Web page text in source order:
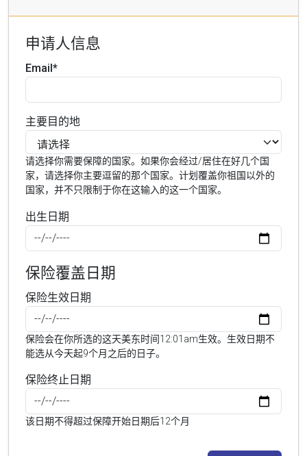
申请人信息
Email*
主要目的地
请选择你需要保障的国家。如果你会经过/居住在好几个国
家，请选择你主要逗留的那个国家。计划覆盖你祖国以外的
国家，并不只限制于你在这输入的这一个国家。
出生日期
保险覆盖日期
保险生效日期
保险会在你所选的这天美东时间12:01am生效。生效日期不
能选从今天起9个月之后的日子。
保险终止日期
该日期不得超过保障开始日期后12个月